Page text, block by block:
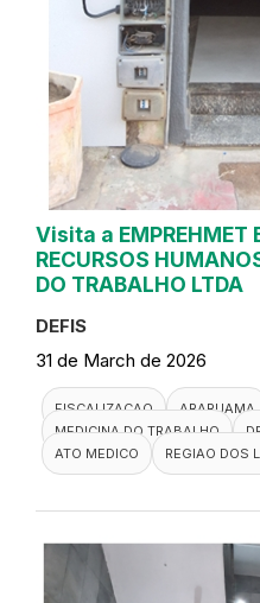
Visita a EMPREHMET
RECURSOS
DO TRABALHO LTDA
DEFIS
31 de March de 2026
FISCALIZACAO
ARARUAMA
MEDICINA DO TRABALHO
ATO MEDICO
REGIAO DOS